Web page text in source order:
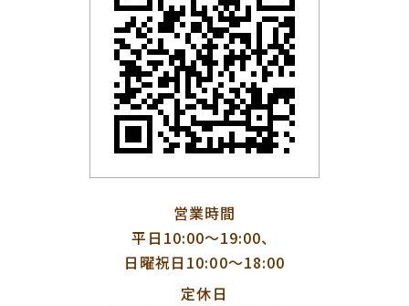
営業時間
平日10:00〜19:00、
日曜祝日10:00〜18:00
定休日